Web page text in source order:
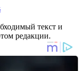
текст и
редакции.